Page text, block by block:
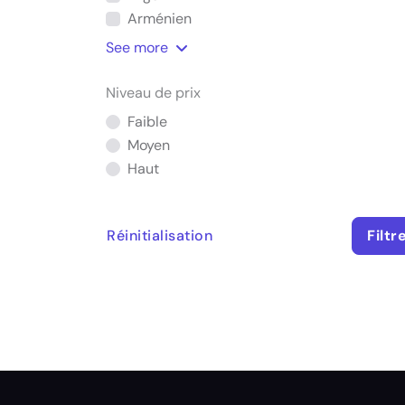
Arménien
See more
Niveau de prix
Faible
Moyen
Haut
Réinitialisation